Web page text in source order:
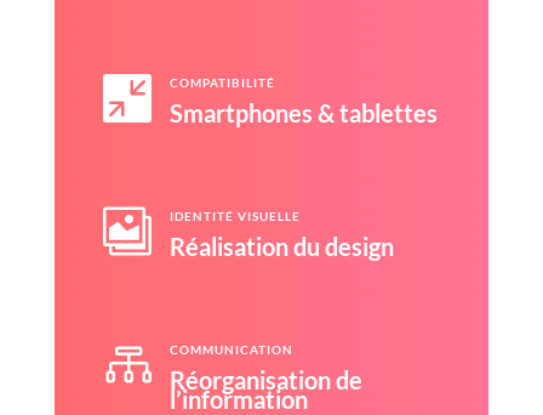
 COMPATIBILITÉ
Smartphones & tablettes
 IDENTITÉ VISUELLE
Réalisation du design
 COMMUNICATION
Réorganisation de
l’information